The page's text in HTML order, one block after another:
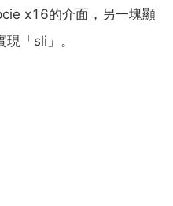
x16的介面，另一塊顯
「sli」。